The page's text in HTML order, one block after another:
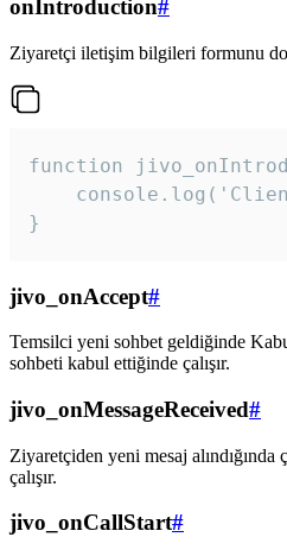
onIntroduction#
Ziyaretçi iletişim bilgileri formunu
function
}
jivo_onAccept#
Temsilci yeni sohbet geldiğinde
sohbeti kabul ettiğinde çalışır.
jivo_onMessageReceived#
Ziyaretçiden yeni mesaj alındığında
çalışır.
jivo_onCallStart#